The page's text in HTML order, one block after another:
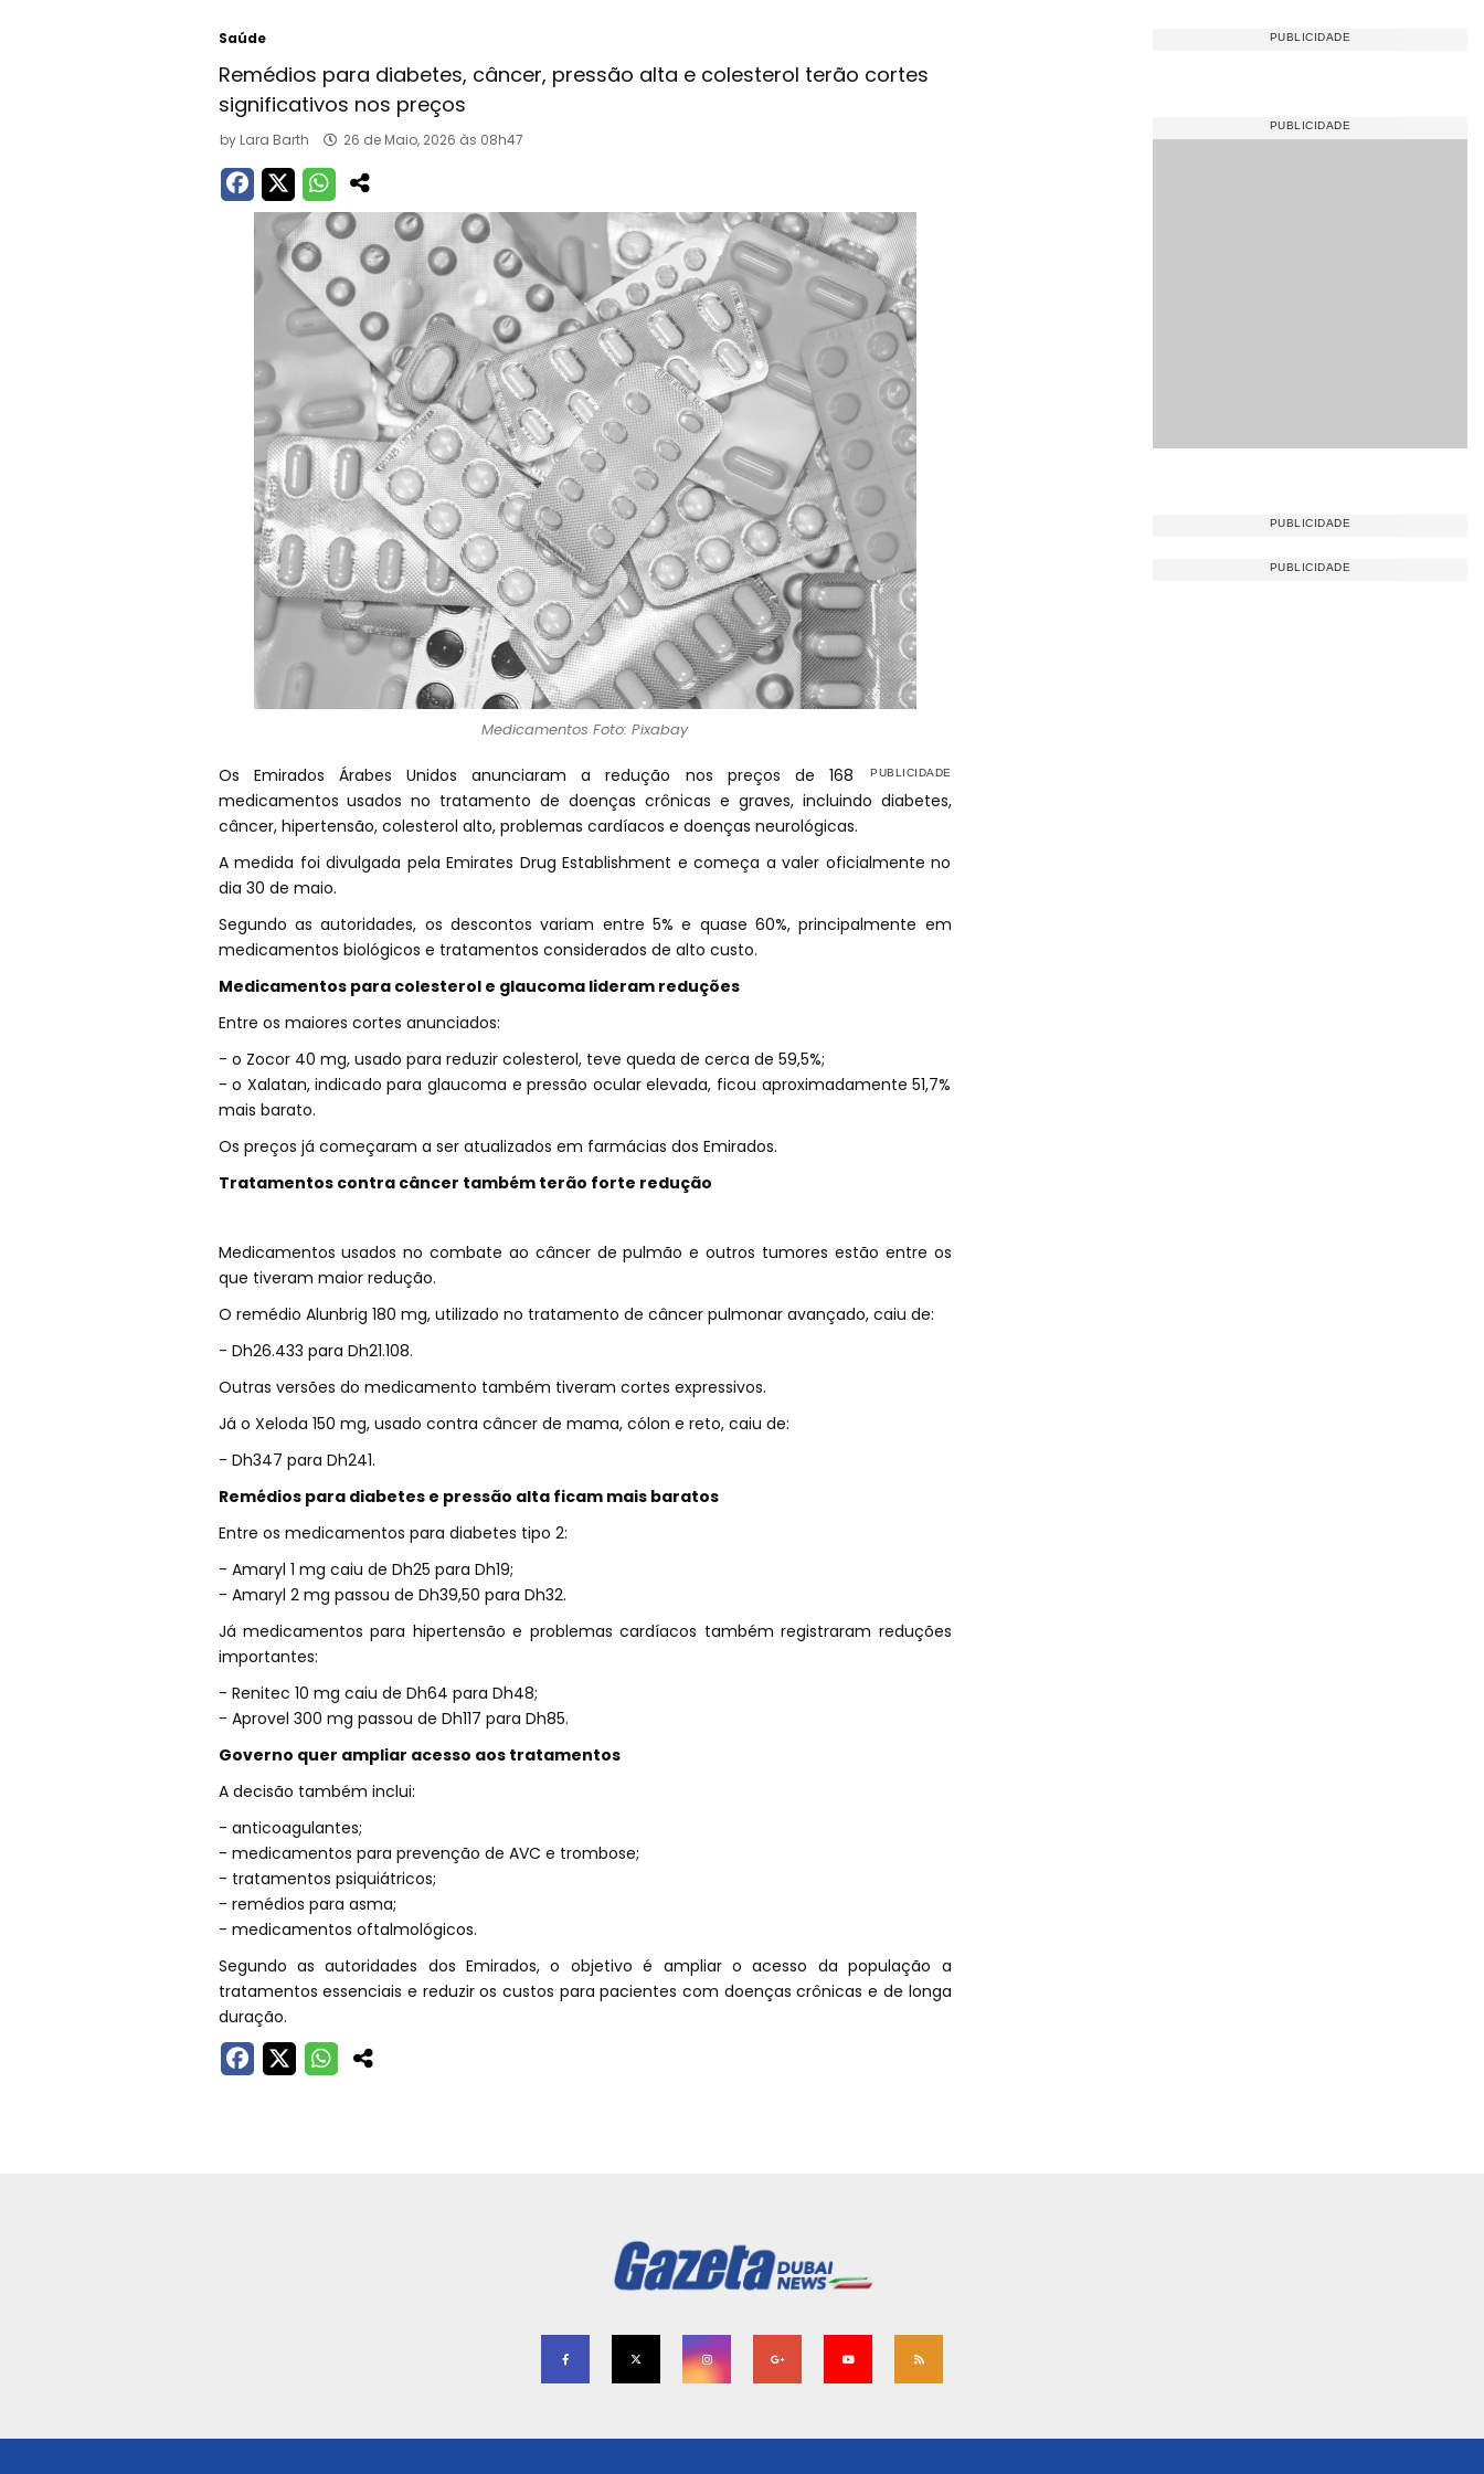
Saúde
Remédios para diabetes, câncer, pressão alta e colesterol terão cortes
significativos nos preços
by Lara Barth 26 de Maio, 2026 às 08h47
Medicamentos Foto: Pixabay
Os Emirados Árabes Unidos anunciaram a redução nos preços de 168
medicamentos usados no tratamento de doenças crônicas e graves, incluindo diabetes,
câncer, hipertensão, colesterol alto, problemas cardíacos e doenças neurológicas.
A medida foi divulgada pela Emirates Drug Establishment e começa a valer oficialmente no
dia 30 de maio.
Segundo as autoridades, os descontos variam entre 5% e quase 60%, principalmente em
medicamentos biológicos e tratamentos considerados de alto custo.
Medicamentos para colesterol e glaucoma lideram reduções
Entre os maiores cortes anunciados:
- o Zocor 40 mg, usado para reduzir colesterol, teve queda de cerca de 59,5%;
- o Xalatan, indicado para glaucoma e pressão ocular elevada, ficou aproximadamente 51,7%
mais barato.
Os preços já começaram a ser atualizados em farmácias dos Emirados.
Tratamentos contra câncer também terão forte redução
Medicamentos usados no combate ao câncer de pulmão e outros tumores estão entre os
que tiveram maior redução.
O remédio Alunbrig 180 mg, utilizado no tratamento de câncer pulmonar avançado, caiu de:
- Dh26.433 para Dh21.108.
Outras versões do medicamento também tiveram cortes expressivos.
Já o Xeloda 150 mg, usado contra câncer de mama, cólon e reto, caiu de:
- Dh347 para Dh241.
Remédios para diabetes e pressão alta ficam mais baratos
Entre os medicamentos para diabetes tipo 2:
- Amaryl 1 mg caiu de Dh25 para Dh19;
- Amaryl 2 mg passou de Dh39,50 para Dh32.
Já medicamentos para hipertensão e problemas cardíacos também registraram reduções
importantes:
- Renitec 10 mg caiu de Dh64 para Dh48;
- Aprovel 300 mg passou de Dh117 para Dh85.
Governo quer ampliar acesso aos tratamentos
A decisão também inclui:
- anticoagulantes;
- medicamentos para prevenção de AVC e trombose;
- tratamentos psiquiátricos;
- remédios para asma;
- medicamentos oftalmológicos.
Segundo as autoridades dos Emirados, o objetivo é ampliar o acesso da população a
tratamentos essenciais e reduzir os custos para pacientes com doenças crônicas e de longa
duração.